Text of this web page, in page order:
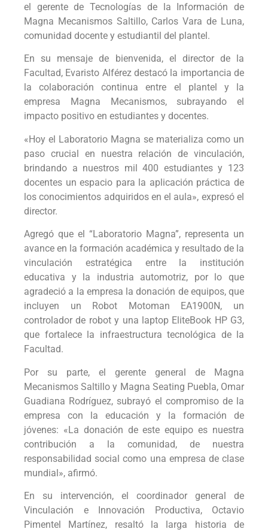
el gerente de Tecnologías de la Información de
Magna Mecanismos Saltillo, Carlos Vara de Luna,
comunidad docente y estudiantil del plantel.
En su mensaje de bienvenida, el director de la
Facultad, Evaristo Alférez destacó la importancia de
la colaboración continua entre el plantel y la
empresa Magna Mecanismos, subrayando el
impacto positivo en estudiantes y docentes.
«Hoy el Laboratorio Magna se materializa como un
paso crucial en nuestra relación de vinculación,
brindando a nuestros mil 400 estudiantes y 123
docentes un espacio para la aplicación práctica de
los conocimientos adquiridos en el aula», expresó el
director.
Agregó que el “Laboratorio Magna”, representa un
avance en la formación académica y resultado de la
vinculación estratégica entre la institución
educativa y la industria automotriz, por lo que
agradeció a la empresa la donación de equipos, que
incluyen un Robot Motoman EA1900N, un
controlador de robot y una laptop EliteBook HP G3,
que fortalece la infraestructura tecnológica de la
Facultad.
Por su parte, el gerente general de Magna
Mecanismos Saltillo y Magna Seating Puebla, Omar
Guadiana Rodríguez, subrayó el compromiso de la
empresa con la educación y la formación de
jóvenes: «La donación de este equipo es nuestra
contribución a la comunidad, de nuestra
responsabilidad social como una empresa de clase
mundial», afirmó.
En su intervención, el coordinador general de
Vinculación e Innovación Productiva, Octavio
Pimentel Martínez, resaltó la larga historia de